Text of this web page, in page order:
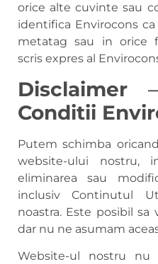
orice alte cuvinte sau
identifica Envirocons
metatag sau in orice
scris expres al
Disclaimer
Conditii
Putem schimba
website-ului nostru,
eliminarea sau
inclusiv Continutul
noastra. Este posibil
dar nu ne asumam
Website-ul nostru